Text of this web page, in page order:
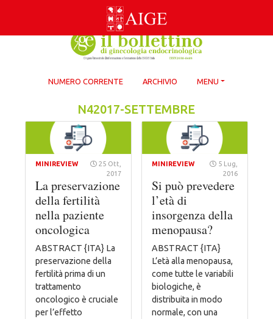
NUMERO CORRENTE ARCHIVIO MENU
N42017-SETTEMBRE
MINIREVIEW
25 Ott,
2017
La preservazione
della fertilità
nella paziente
oncologica
ABSTRACT {ITA} La
preservazione della
fertilità prima di un
trattamento
oncologico è cruciale
per l’effetto
MINIREVIEW
5 Lug,
2016
Si può prevedere
l’età di
insorgenza della
menopausa?
ABSTRACT {ITA}
L’età alla menopausa,
come tutte le variabili
biologiche, è
distribuita in modo
normale, con una